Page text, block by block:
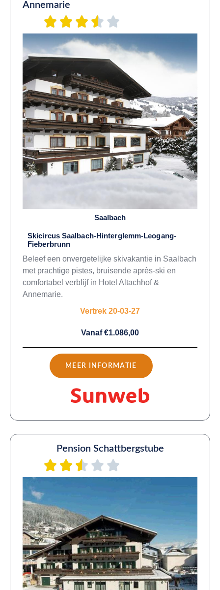
Annemarie
Saalbach
Skicircus Saalbach-Hinterglemm-Leogang-
Fieberbrunn
Beleef een onvergetelijke skivakantie in Saalbach
met prachtige pistes, bruisende après-ski en
comfortabel verblijf in Hotel Altachhof &
Annemarie.
Vertrek 20-03-27
Vanaf €1.086,00
MEER INFORMATIE
Pension Schattbergstube